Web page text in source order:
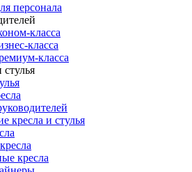
персонала
класса
класса
класса
кресла и стулья
кресла